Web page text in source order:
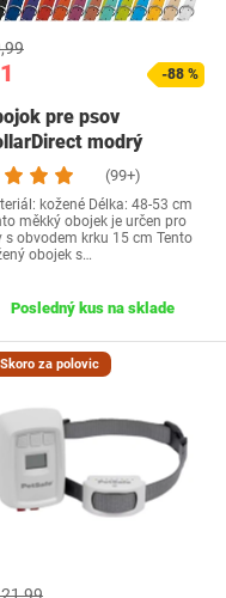
-88 %
pre psov
modrý
(99+)
kožené Délka: 48-53 cm
měkký obojek je určen pro
s obvodem krku 15 cm Tento
obojek s…
Posledný kus na sklade
Skoro za polovic